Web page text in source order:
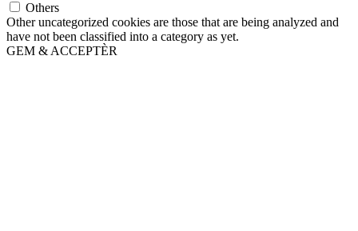
Others
Other uncategorized cookies are those that are being analyzed and
have not been classified into a category as yet.
GEM & ACCEPTÈR